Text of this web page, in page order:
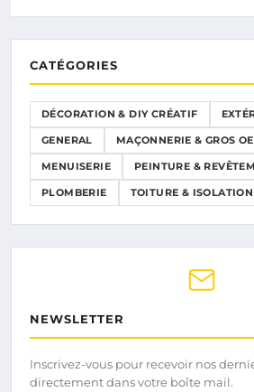
CATÉGORIES
DÉCORATION & DIY CRÉATIF
GENERAL MAÇONNERIE & GROS
MENUISERIE PEINTURE &
PLOMBERIE TOITURE & ISOLATION
NEWSLETTER
Inscrivez-vous pour recevoir nos
directement dans votre boîte mail.